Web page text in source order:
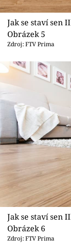
Jak se staví sen
Obrázek 5
Zdroj: FTV Prima
Jak se staví sen
Obrázek 6
Zdroj: FTV Prima